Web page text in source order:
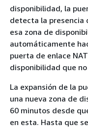
disponibilidad, la
detecta la presencia
esa zona de
automáticamente
puerta de enlace
disponibilidad que
La expansión de la
una nueva zona de
60 minutos desde
en esta. Hasta que